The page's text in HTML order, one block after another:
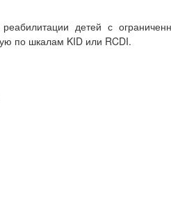
детей с
по шкалам KID или RCDI.